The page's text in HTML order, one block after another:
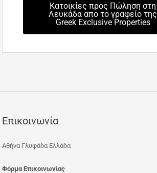
Κατοικίες προς Πώληση στη
Λευκάδα απο το γραφείο της
Greek Exclusive Properties
Επικοινωνία
Αθήνα Γλυφάδα Ελλάδα
Φόρμα Επικοινωνίας